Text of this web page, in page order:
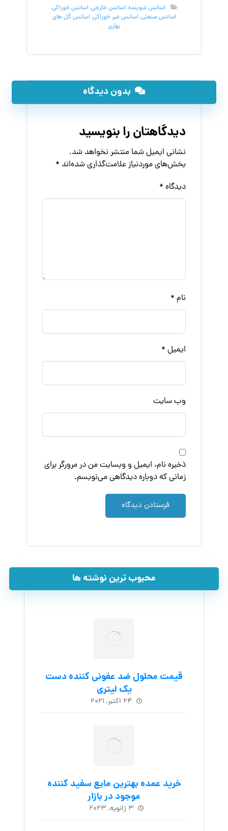
اسانس شوینده,اسانس خارجی,اسانس خوراکی,
اسانس صنعتی,اسانس غیر خوراکی,اسانس گل های
بهاری
بدون دیدگاه
دیدگاهتان را بنویسید
نشانی ایمیل شما منتشر نخواهد شد.
بخش‌های موردنیاز علامت‌گذاری شده‌اند *
دیدگاه *
نام *
ایمیل *
وب‌ سایت
ذخیره نام، ایمیل و وبسایت من در مرورگر برای
زمانی که دوباره دیدگاهی می‌نویسم.
فرستادن دیدگاه
محبوب ترین نوشته ها
قیمت محلول ضد عفونی کننده دست
یک لیتری
۲۴ اکتبر, ۲۰۲۱
خرید عمده بهترین مایع سفید کننده
موجود در بازار
۳ ژانویه, ۲۰۲۳